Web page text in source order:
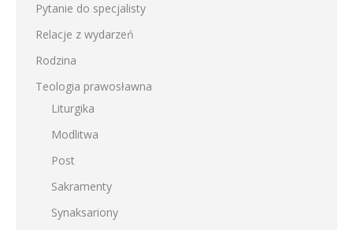
Pytanie do specjalisty
Relacje z wydarzeń
Rodzina
Teologia prawosławna
Liturgika
Modlitwa
Post
Sakramenty
Synaksariony